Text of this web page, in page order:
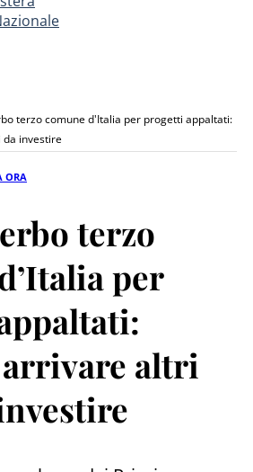
terzo comune d'Italia per progetti appaltati:
da investire
ORA
terzo
per
altri